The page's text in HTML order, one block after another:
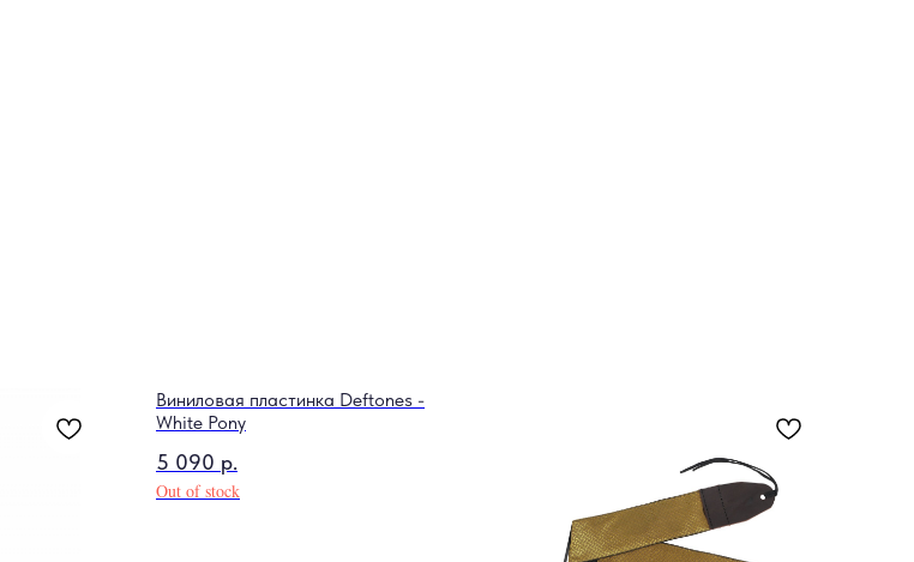
Виниловая пластинка Deftones -
White Pony
5 090 р.
Out of stock